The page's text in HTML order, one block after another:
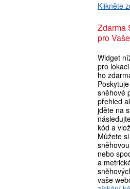
Klikněte
Zdarma
pro
Widget
pro
ho
sněhové
přehled
jděte na
kód a
Můžete
nebo
a
vaše